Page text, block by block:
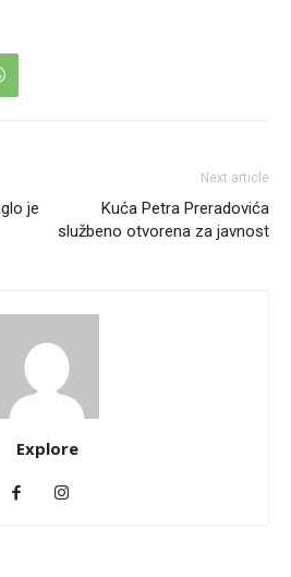
je
Next article
Kuća Petra Preradovića
službeno otvorena za javnost
Explore